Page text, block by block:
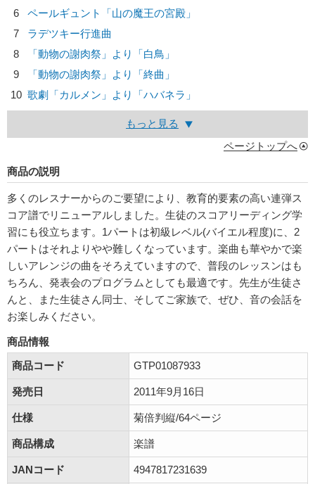
6
ペールギュント「山の魔王の宮殿」
7
ラデツキー行進曲
8
「動物の謝肉祭」より「白鳥」
9
「動物の謝肉祭」より「終曲」
10 歌劇「カルメン」より「ハバネラ」
もっと見る
ページトップへ
商品の説明
多くのレスナーからのご要望により、教育的要素の高い連弾ス
コア譜でリニューアルしました。生徒のスコアリーディング学
習にも役立ちます。1パートは初級レベル(バイエル程度)に、2
パートはそれよりやや難しくなっています。楽曲も華やかで楽
しいアレンジの曲をそろえていますので、普段のレッスンはも
ちろん、発表会のプログラムとしても最適です。先生が生徒さ
んと、また生徒さん同士、そしてご家族で、ぜひ、音の会話を
お楽しみください。
商品情報
商品コード
GTP01087933
発売日 2011年9月16日
仕様 菊倍判縦/64ページ
商品構成 楽譜
JANコード 4947817231639